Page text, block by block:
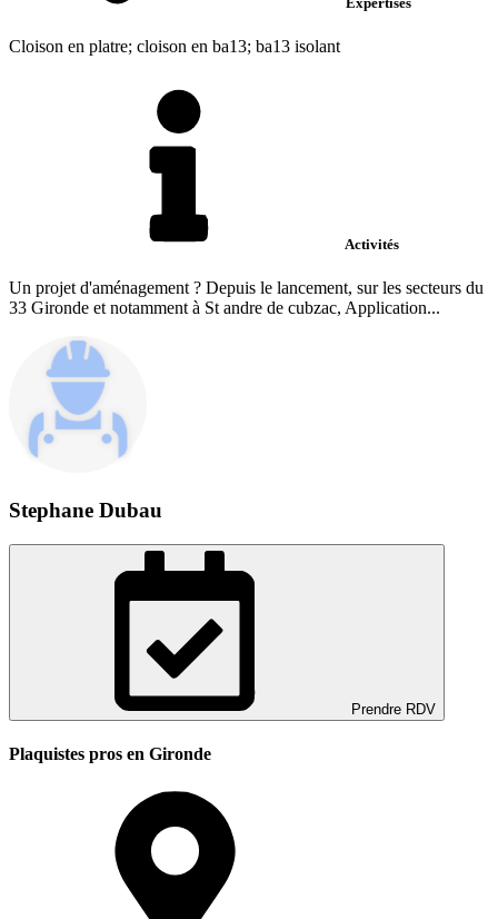
Cloison en platre; cloison en ba13; ba13 isolant
Activités
Un projet d'aménagement ? Depuis le lancement, sur les secteurs du
33 Gironde et notamment à St andre de cubzac, Application...
Stephane Dubau
Prendre RDV
Plaquistes pros en Gironde